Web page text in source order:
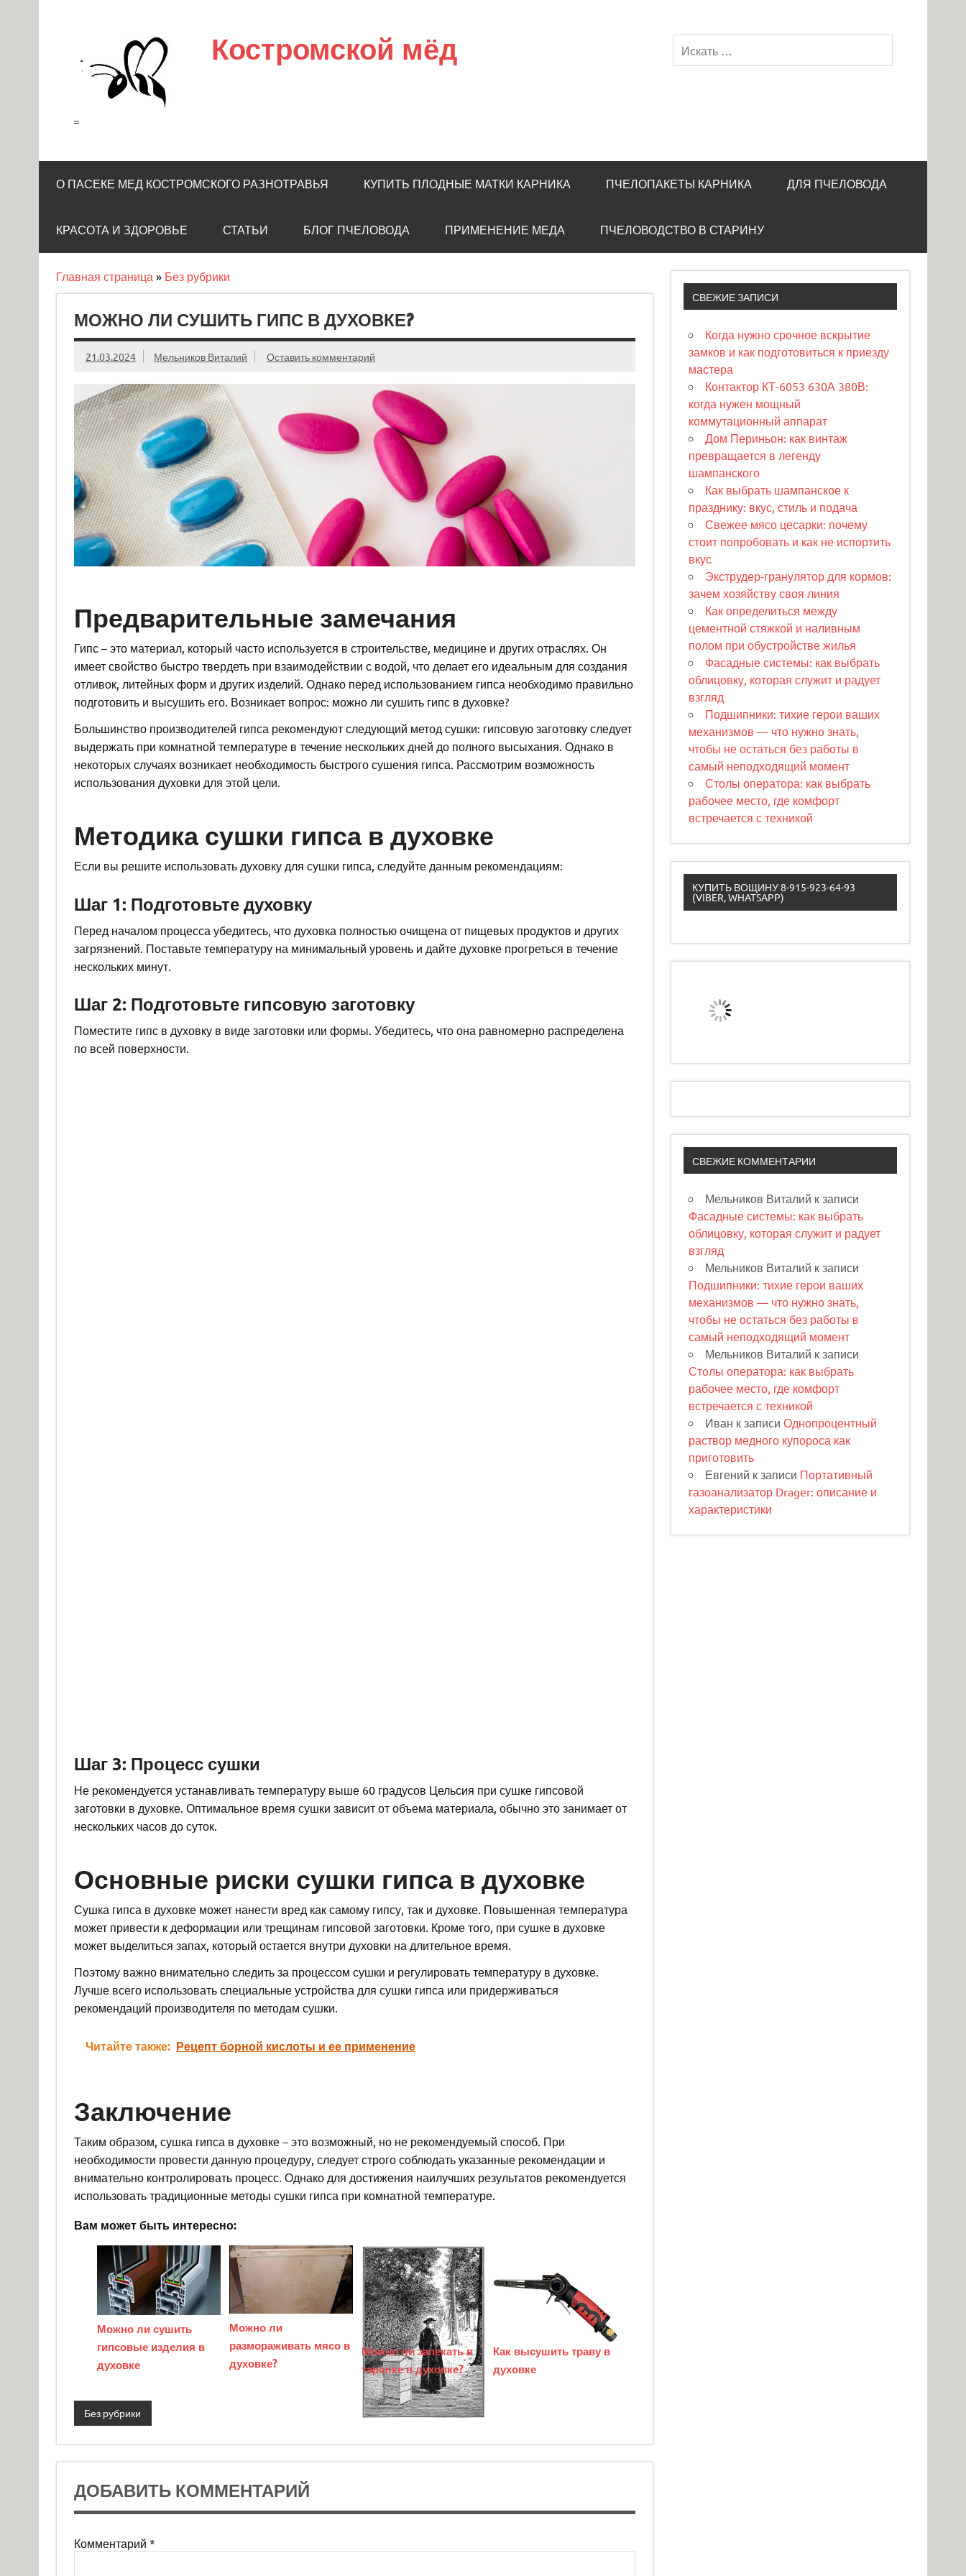
Костромской мёд
=
О ПАСЕКЕ МЕД КОСТРОМСКОГО РАЗНОТРАВЬЯ КУПИТЬ ПЛОДНЫЕ МАТКИ КАРНИКА ПЧЕЛОПАКЕТЫ КАРНИКА ДЛЯ ПЧЕЛОВОДА
КРАСОТА И ЗДОРОВЬЕ СТАТЬИ БЛОГ ПЧЕЛОВОДА ПРИМЕНЕНИЕ МЕДА ПЧЕЛОВОДСТВО В СТАРИНУ
Главная страница » Без рубрики
МОЖНО ЛИ СУШИТЬ ГИПС В ДУХОВКЕ?
21.03.2024 Мельников Виталий Оставить комментарий
Предварительные замечания
Гипс – это материал, который часто используется в строительстве, медицине и других отраслях. Он
имеет свойство быстро твердеть при взаимодействии с водой, что делает его идеальным для создания
отливок, литейных форм и других изделий. Однако перед использованием гипса необходимо правильно
подготовить и высушить его. Возникает вопрос: можно ли сушить гипс в духовке?
Большинство производителей гипса рекомендуют следующий метод сушки: гипсовую заготовку следует
выдержать при комнатной температуре в течение нескольких дней до полного высыхания. Однако в
некоторых случаях возникает необходимость быстрого сушения гипса. Рассмотрим возможность
использования духовки для этой цели.
Методика сушки гипса в духовке
Если вы решите использовать духовку для сушки гипса, следуйте данным рекомендациям:
Шаг 1: Подготовьте духовку
Перед началом процесса убедитесь, что духовка полностью очищена от пищевых продуктов и других
загрязнений. Поставьте температуру на минимальный уровень и дайте духовке прогреться в течение
нескольких минут.
Шаг 2: Подготовьте гипсовую заготовку
Поместите гипс в духовку в виде заготовки или формы. Убедитесь, что она равномерно распределена
по всей поверхности.
Шаг 3: Процесс сушки
Не рекомендуется устанавливать температуру выше 60 градусов Цельсия при сушке гипсовой
заготовки в духовке. Оптимальное время сушки зависит от объема материала, обычно это занимает от
нескольких часов до суток.
Основные риски сушки гипса в духовке
Сушка гипса в духовке может нанести вред как самому гипсу, так и духовке. Повышенная температура
может привести к деформации или трещинам гипсовой заготовки. Кроме того, при сушке в духовке
может выделиться запах, который остается внутри духовки на длительное время.
Поэтому важно внимательно следить за процессом сушки и регулировать температуру в духовке.
Лучше всего использовать специальные устройства для сушки гипса или придерживаться
рекомендаций производителя по методам сушки.
Читайте также: Рецепт борной кислоты и ее применение
Заключение
Таким образом, сушка гипса в духовке – это возможный, но не рекомендуемый способ. При
необходимости провести данную процедуру, следует строго соблюдать указанные рекомендации и
внимательно контролировать процесс. Однако для достижения наилучших результатов рекомендуется
использовать традиционные методы сушки гипса при комнатной температуре.
Вам может быть интересно:
Можно ли сушить
гипсовые изделия в
духовке
Можно ли
размораживать мясо в
духовке?
Можно ли запекать в
тарелке в духовке?
Как высушить траву в
духовке
Без рубрики
ДОБАВИТЬ КОММЕНТАРИЙ
Комментарий *
СВЕЖИЕ ЗАПИСИ
Когда нужно срочное вскрытие
замков и как подготовиться к приезду
мастера
Контактор КТ-6053 630А 380В:
когда нужен мощный
коммутационный аппарат
Дом Периньон: как винтаж
превращается в легенду
шампанского
Как выбрать шампанское к
празднику: вкус, стиль и подача
Свежее мясо цесарки: почему
стоит попробовать и как не испортить
вкус
Экструдер-гранулятор для кормов:
зачем хозяйству своя линия
Как определиться между
цементной стяжкой и наливным
полом при обустройстве жилья
Фасадные системы: как выбрать
облицовку, которая служит и радует
взгляд
Подшипники: тихие герои ваших
механизмов — что нужно знать,
чтобы не остаться без работы в
самый неподходящий момент
Столы оператора: как выбрать
рабочее место, где комфорт
встречается с техникой
КУПИТЬ ВОЩИНУ 8-915-923-64-93
(VIBER, WHATSAPP)
СВЕЖИЕ КОММЕНТАРИИ
Мельников Виталий к записи
Фасадные системы: как выбрать
облицовку, которая служит и радует
взгляд
Мельников Виталий к записи
Подшипники: тихие герои ваших
механизмов — что нужно знать,
чтобы не остаться без работы в
самый неподходящий момент
Мельников Виталий к записи
Столы оператора: как выбрать
рабочее место, где комфорт
встречается с техникой
Иван к записиОднопроцентный
раствор медного купороса как
приготовить
Евгений к записи Портативный
газоанализатор Drager: описание и
характеристики